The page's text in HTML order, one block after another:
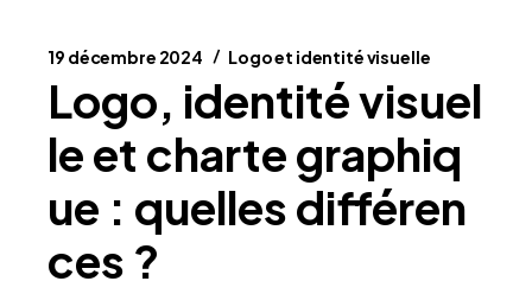
19 décembre 2024 Logo et identité visuelle
Logo, identité visuel
le et charte graphiq
ue : quelles différen
ces ?